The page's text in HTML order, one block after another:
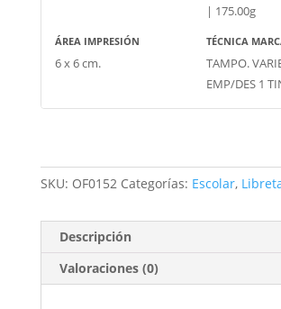
| 175.00g
ÁREA IMPRESIÓN
6 x 6 cm.
TÉCNICA
TAMPO.
EMP/DES 1
SKU: OF0152 Categorías: Escolar,
Descripción
Valoraciones (0)